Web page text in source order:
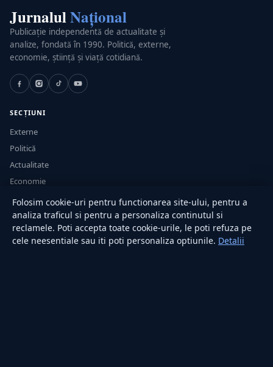
JurnalulNațional
Publicație independentă de actualitate și
analize, fondată în 1990. Politică, externe,
economie, știință și viață cotidiană.
SECȚIUNI
Externe
Politică
Actualitate
Economie
Sănătate
Utile
RUBRICI
Folosim cookie-uri pentru functionarea site-ului, pentru a
analiza traficul si pentru a personaliza continutul si
reclamele. Poti accepta toate cookie-urile, le poti refuza pe
cele neesentiale sau iti poti personaliza optiunile. Detalii